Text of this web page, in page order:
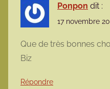
Ponpon dit :
17 novembre
Que de très bonnes
Biz
Répondre